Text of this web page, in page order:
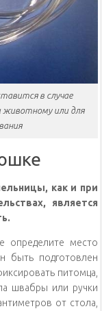
в случае
животному или для
как и при
является
определите место
быть подготовлен
питомца,
швабры или ручки
от стола,